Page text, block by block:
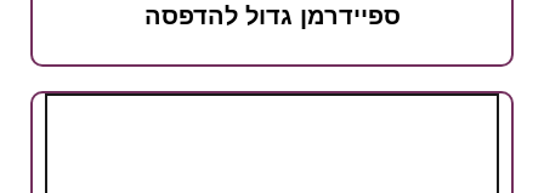
ספיידרמן גדול להדפסה